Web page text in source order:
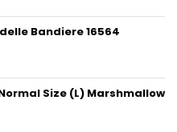
Bandiere 16564
Size (L) Marshmallow